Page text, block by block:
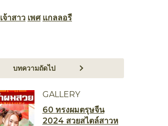
เจ้าสาว เพศ แกลลอรี
GALLERY
60 ทรงผมตรุษจีน
2024 สวยสไตล์สาวห
บทความถัดไป